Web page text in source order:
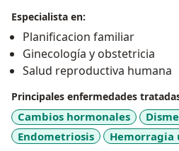
Especialista en:
Planificacion familiar
Ginecología y obstetricia
Salud reproductiva humana
Principales enfermedades
Cambios hormonales
Endometriosis
Hemorragia